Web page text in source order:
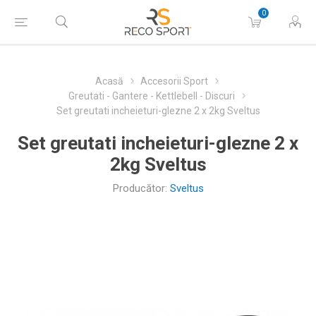
0
Acasă
Accesorii Sport
Greutati - Gantere - Kettlebell - Discuri
Set greutati incheieturi-glezne 2 x 2kg Sveltus
Set greutati incheieturi-glezne 2 x
2kg Sveltus
Producător: Sveltus